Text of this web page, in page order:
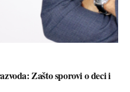
Zašto sporovi o deci i